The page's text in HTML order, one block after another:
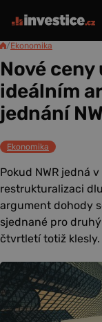
/Ekonomika
Nové
ideálním
jednání
Ekonomika
Pokud NWR jedná
restrukturalizaci
argument dohody
sjednané pro
čtvrtletí totiž klesly.